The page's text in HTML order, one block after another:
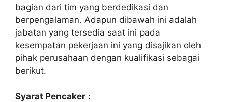
bagian dari tim yang berdedikasi dan
berpengalaman. Adapun dibawah ini adalah
jabatan yang tersedia saat ini pada
kesempatan pekerjaan ini yang disajikan oleh
pihak perusahaan dengan kualifikasi sebagai
berikut.
Syarat Pencaker :